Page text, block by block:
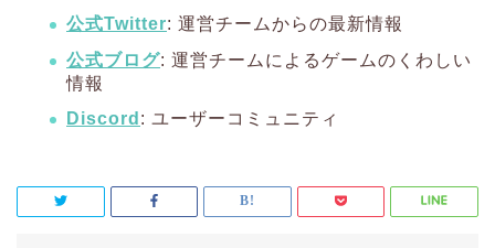
公式Twitter: 運営チームからの最新情報
公式ブログ: 運営チームによるゲームのくわしい
情報
Discord : ユーザーコミュニティ